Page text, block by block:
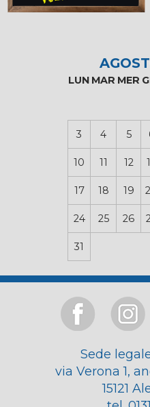
LUN MAR MER
3 4 5
10 11 12
17 18 19
24 25 26
31
Sede
via Verona 1,
15121